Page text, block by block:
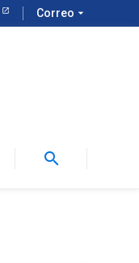
Correo arrow_drop_down
search